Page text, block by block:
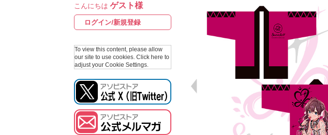
プロジェクトアイマス ヴイアライヴ
テイルズ オブ シリーズ
ガンダムシリーズ
ドラゴンボール
モフモフ
こんにちは ゲスト様
ログイン/新規登録
To view this content, please allow
our site to use cookies. Click here to
adjust your Cookie Settings.